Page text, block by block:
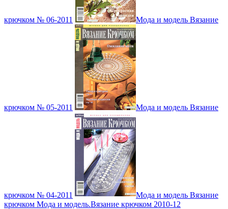
крючком № 06-2011 Мода и модель Вязание
крючком № 05-2011 Мода и модель Вязание
крючком № 04-2011
Мода и модель Вязание
крючком Мода и модель.Вязание крючком 2010-12